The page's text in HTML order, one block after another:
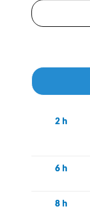
2 h
6 h
8 h